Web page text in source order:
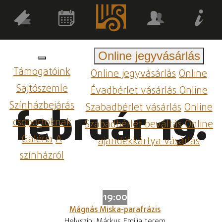
Támogatóink
Sajtószemle
Színházbejárás
csoportoknak
GalériaA
színházról
Online jegyvásárlás
Online jegyvásárlásOnline
Évadbérlet vásárlásOnline
Szabadbérlet vásárlásOnline
Szabadbérlet beváltásOnline
ajándékkártya vásárlás
február 19.
19:00
Mágnás Miska-parafrázis